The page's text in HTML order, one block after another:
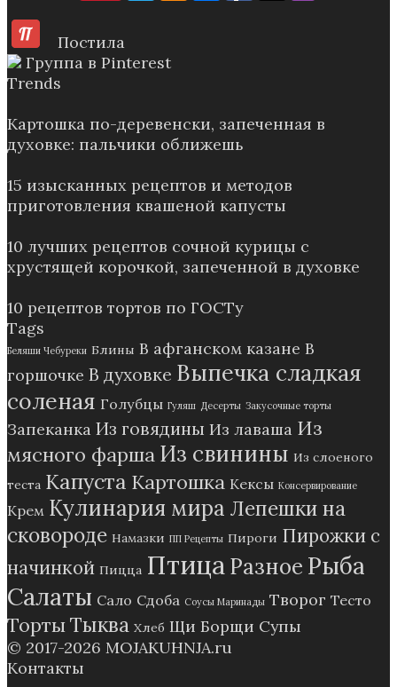
Постила
Группа в Pinterest
Trends
Картошка по-деревенски, запеченная в
духовке: пальчики оближешь
15 изысканных рецептов и методов
приготовления квашеной капусты
10 лучших рецептов сочной курицы с
хрустящей корочкой, запеченной в духовке
10 рецептов тортов по ГОСТу
Tags
Беляши Чебуреки Блины В афганском казане В
горшочке В духовке Выпечка сладкая
соленая Голубцы Гуляш Десерты Закусочные торты
Запеканка Из говядины Из лаваша Из
мясного фарша Из свинины Из слоеного
теста Капуста Картошка Кексы Консервирование
Крем Кулинария мира Лепешки на
сковороде Намазки ПП Рецепты Пироги Пирожки с
начинкой Пицца ПтицаРазное Рыба
Салаты Сало Сдоба Соусы Маринады Творог Тесто
ТортыТыква Хлеб Щи Борщи Супы
© 2017-2026 MOJAKUHNJA.ru
Контакты